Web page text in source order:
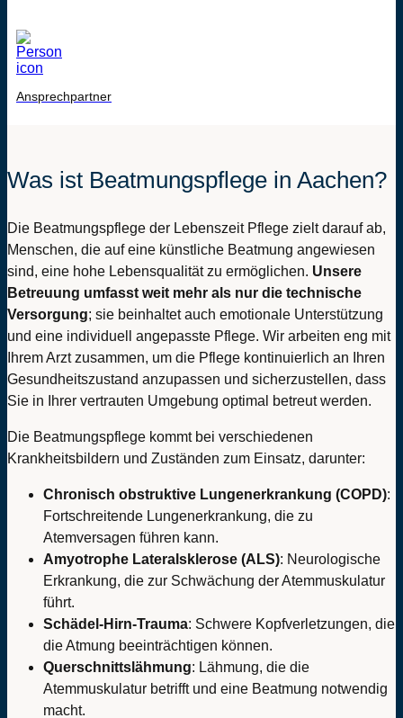
Ansprechpartner
Was ist Beatmungspflege in Aachen?
Die Beatmungspflege der Lebenszeit Pflege zielt darauf ab,
Menschen, die auf eine künstliche Beatmung angewiesen
sind, eine hohe Lebensqualität zu ermöglichen. Unsere
Betreuung umfasst weit mehr als nur die technische
Versorgung; sie beinhaltet auch emotionale Unterstützung
und eine individuell angepasste Pflege. Wir arbeiten eng mit
Ihrem Arzt zusammen, um die Pflege kontinuierlich an Ihren
Gesundheitszustand anzupassen und sicherzustellen, dass
Sie in Ihrer vertrauten Umgebung optimal betreut werden.
Die Beatmungspflege kommt bei verschiedenen
Krankheitsbildern und Zuständen zum Einsatz, darunter:
Chronisch obstruktive Lungenerkrankung (COPD):
Fortschreitende Lungenerkrankung, die zu
Atemversagen führen kann.
Amyotrophe Lateralsklerose (ALS): Neurologische
Erkrankung, die zur Schwächung der Atemmuskulatur
führt.
Schädel-Hirn-Trauma: Schwere Kopfverletzungen, die
die Atmung beeinträchtigen können.
Querschnittslähmung: Lähmung, die die
Atemmuskulatur betrifft und eine Beatmung notwendig
macht.